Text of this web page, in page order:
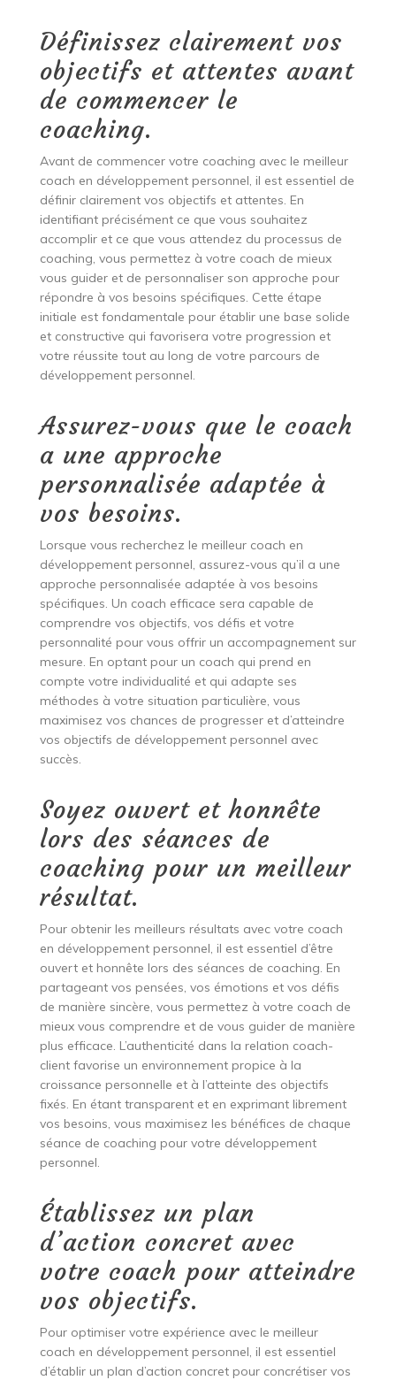
Définissez clairement vos
objectifs et attentes avant
de commencer le
coaching.
Avant de commencer votre coaching avec le meilleur
coach en développement personnel, il est essentiel de
définir clairement vos objectifs et attentes. En
identifiant précisément ce que vous souhaitez
accomplir et ce que vous attendez du processus de
coaching, vous permettez à votre coach de mieux
vous guider et de personnaliser son approche pour
répondre à vos besoins spécifiques. Cette étape
initiale est fondamentale pour établir une base solide
et constructive qui favorisera votre progression et
votre réussite tout au long de votre parcours de
développement personnel.
Assurez-vous que le coach
a une approche
personnalisée adaptée à
vos besoins.
Lorsque vous recherchez le meilleur coach en
développement personnel, assurez-vous qu’il a une
approche personnalisée adaptée à vos besoins
spécifiques. Un coach efficace sera capable de
comprendre vos objectifs, vos défis et votre
personnalité pour vous offrir un accompagnement sur
mesure. En optant pour un coach qui prend en
compte votre individualité et qui adapte ses
méthodes à votre situation particulière, vous
maximisez vos chances de progresser et d’atteindre
vos objectifs de développement personnel avec
succès.
Soyez ouvert et honnête
lors des séances de
coaching pour un meilleur
résultat.
Pour obtenir les meilleurs résultats avec votre coach
en développement personnel, il est essentiel d’être
ouvert et honnête lors des séances de coaching. En
partageant vos pensées, vos émotions et vos défis
de manière sincère, vous permettez à votre coach de
mieux vous comprendre et de vous guider de manière
plus efficace. L’authenticité dans la relation coach-
client favorise un environnement propice à la
croissance personnelle et à l’atteinte des objectifs
fixés. En étant transparent et en exprimant librement
vos besoins, vous maximisez les bénéfices de chaque
séance de coaching pour votre développement
personnel.
Établissez un plan
d’action concret avec
votre coach pour atteindre
vos objectifs.
Pour optimiser votre expérience avec le meilleur
coach en développement personnel, il est essentiel
d’établir un plan d’action concret pour concrétiser vos